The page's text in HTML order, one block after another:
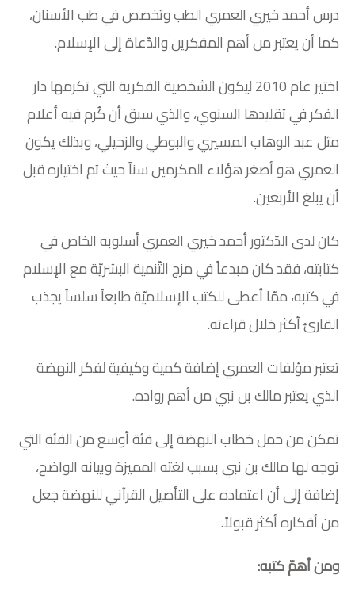
درس أحمد خيري العمري الطب وتخصص في طب الأسنان،
كما أن يعتبر من أهم المفكرين والدّعاة إلى الإسلام.
اختير عام 2010 ليكون الشخصية الفكرية التي تكرمها دار
الفكر في تقليدها السنوي، والذي سبق أن كُرم فيه أعلام
مثل عبد الوهاب المسيري والبوطي والزحيلي، وبذلك يكون
العمري هو أصغر هؤلاء المكرمين سناً حيث تم اختياره قبل
أن يبلغ الأربعين.
كان لدى الدّكتور أحمد خيري العمري أسلوبه الخاص في
كتابته، فقد كان مبدعاً في مزج التّنمية البشريّة مع الإسلام
في كتبه، ممّا أعطى للكتب الإسلاميّة طابعاً سلساً يجذب
القارئ أكثر خلال قراءته.
تعتبر مؤلفات العمري إضافة كمية وكيفية لفكر النهضة
الذي يعتبر مالك بن نبي من أهم رواده.
تمكن من حمل خطاب النهضة إلى فئة أوسع من الفئة التي
توجه لها مالك بن نبي بسبب لغته المميزة وبيانه الواضح،
إضافة إلى أن اعتماده على التأصيل القرآني للنهضة جعل
من أفكاره أكثر قبولاً.
ومن أهمّ كتبه: